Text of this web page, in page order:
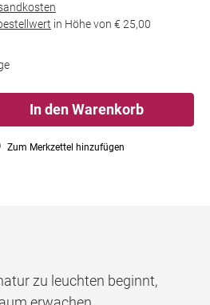
in Höhe von € 25,00
In den Warenkorb
Zum Merkzettel hinzufügen
zu leuchten beginnt,